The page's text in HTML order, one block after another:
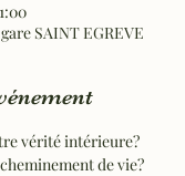
SAINT EGREVE
vérité intérieure?
de vie?